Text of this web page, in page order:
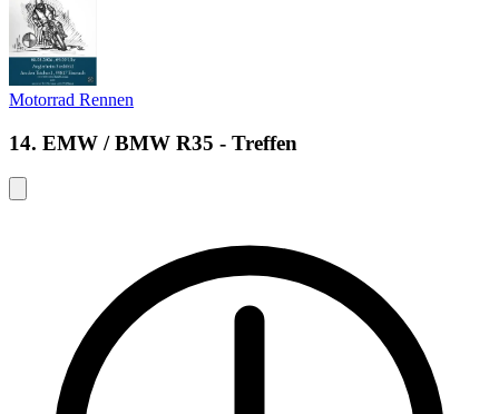
Motorrad Rennen
14. EMW / BMW R35 - Treffen